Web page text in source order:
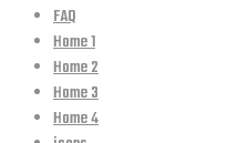
FAQ
Home 1
Home 2
Home 3
Home 4